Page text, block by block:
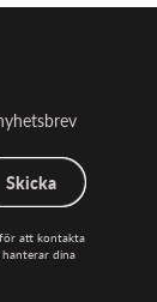
Skicka
att kontakta
dina